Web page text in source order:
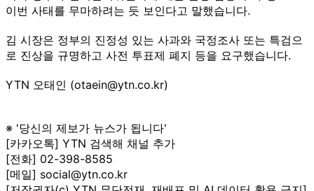
이번 사태를 무마하려는 듯 보인다고 말했습니다.
김 시장은 정부의 진정성 있는 사과와 국정조사 또는 특검으
로 진상을 규명하고 사전 투표제 폐지 등을 요구했습니다.
YTN 오태인 (otaein@ytn.co.kr)
※ '당신의 제보가 뉴스가 됩니다'
[카카오톡] YTN 검색해 채널 추가
[전화] 02-398-8585
[메일] social@ytn.co.kr